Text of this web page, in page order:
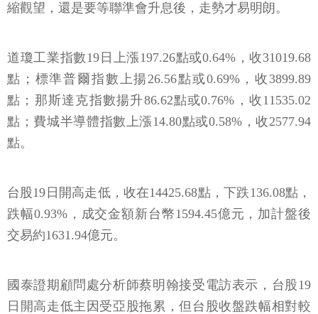
縮觀望，還是要等聯準會升息後，走勢才易明朗。
道瓊工業指數19日上漲197.26點或0.64%，收31019.68
點；標準普爾指數上揚26.56點或0.69%，收3899.89
點；那斯達克指數揚升86.62點或0.76%，收11535.02
點；費城半導體指數上漲14.80點或0.58%，收2577.94
點。
台股19日開高走低，收在14425.68點，下跌136.08點，
跌幅0.93%，成交金額新台幣1594.45億元，加計盤後
交易約1631.94億元。
國泰證期顧問處分析師蔡明翰接受電訪表示，台股19
日開高走低主因受亞股拖累，但台股收盤跌幅相對較